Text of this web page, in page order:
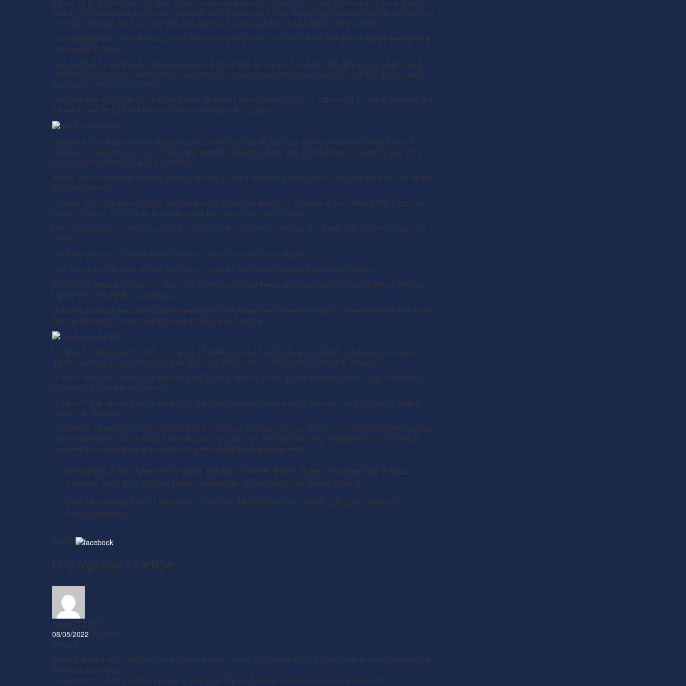
A partir de là, les hommes de Fabien Croze haussèrent un peu le rythme et l’on croyait l’ouverture du score arriver
quand, consécutivement à une belle montée de Quentin Lallemand, Gaël Bonno repris sans contrôle aux 20 mètres et
le cuir alla s’écraser sur la transversale avec derrière la reprise d’Arthur Mai qui était contrée (10ème).
Les montluçonnais continuaient et Jérémy Baret adressait un bon centre vers Arthur Mai dont la reprise flirtait avec la
transversale (17ème).
Cela chauffait sur les buts de Ligali et logiquement l’ouverture du score arriva. Arthur Mai déposa son adversaire et
rentrait dans la surface avant d’adresser un centre parfait au second poteau pour Quentin Lallemand qui ne laissait
pas passer l’occasion (1-0 18ème).
Les aurillacois réagissaient mais le coup franc de Mazars était renvoyé par le mur (20ème) et sur corner le ballon filait
devant la cage de Zacharie Boudersa sans trouver preneur (23ème).
C’étaient les montluçonnais qui allaient scorer. Esteban Hari faisait une magnifique percée plein axe puis servait
idéalement Gaël Bonno aux 18 mètres lequel décalait idéalement Arthur Mai dont la frappe enroulée du gauche ne
laissait aucune chance à Ligali (2-0 32ème).
Aurillac tentait à nouveau de réagir mais à nouveau le centre de Mazars côté gauche n’était pas repris par l’un de ses
équipiers (35ème).
Le 3ème but montluçonnais n’était pas loin quand Esteban Hari très incisif adressait un bon ballon à Elvy Passy qui
tentait sa chance à l’entrée de la surface mais Ligali se détendait bien (39ème).
Les montluçonnais rentrèrent aux vestiaires avec 2 buts d’avance, avantage qu’ils allaient faire fructifier en seconde
période.
Car si les cantalous tentèrent de bien débuter, ils ne se montraient pas dangereux.
Tout le contraire des jaune et bleu. Sur corner, la tête de Tom Husson rasait la transversale (50ème).
Victor Boron adressait un excellent ballon en profondeur à Gaël Bonno qui résistait au retour du défenseur et lobait
Ligali d’une balle piquée (3-0 58ème).
Et cela ne s’arrêtait pas. Quentin Lallemand servait Tom Husson qui s’avançait et des 22 mètres adressait un tir ras de
terre qui finissait sa course dans le soupirail de Ligali (4-0 69ème).
Le 5ème but des locaux fut d’abord l’oeuvre d’Esteban Hari qui mystifiait toute La Défense aurillacoise qui n’avait
d’autres solutions pour le stopper que de faire faute. Arthur Mai transformait le pénalty (5-0 78ème).
Le score eut pu être même plus lourd car Ligali fut tout heureux de voir la sublime frappe d’Elvy Passy faire poteau-
barre alors qu’il était battu (84ème).
La rencontre se terminait sur ce score sans appel. Les jaune et bleu avaient su retrouver leur efficacité au meilleur
moment de la saison.
Une victoire qui leur donne une confortable avance sur leur adversaire du jour et leur permet de faire un pas important
vers le maintien. Un succès qu’ils auront peut être l’occasion de confirmer dans deux semaines à Lyon Duchère B,
rencontre à nouveau importante compte tenu des descentes potentielles de N2.
Montluçon Foot: Boudersa, Passy, Bokhari, Traore, Baret, Boron, Husson (De Sousa
71ème), Hari, Mai, Bonno (Ankoue 66ème), Lallemand (Hamoudi 77ème)
Buts Montluçon Foot: Lallemand (18ème), Mai (32ème et 78ème), Bonno (58ème),
Hussin 69ème)
Share:
Une réponse à l'article:
André PEZARD
08/05/2022 at 18h36
Bonjour,
Bravo à l’équipe et au staff pour ce résultat sans appel, même si l’opposition n’était pas du même niveau que lors des
dernières rencontres.
Le score est là : c’est toujours bon pour la confiance. Encore quelques points pour assurer le maintien !